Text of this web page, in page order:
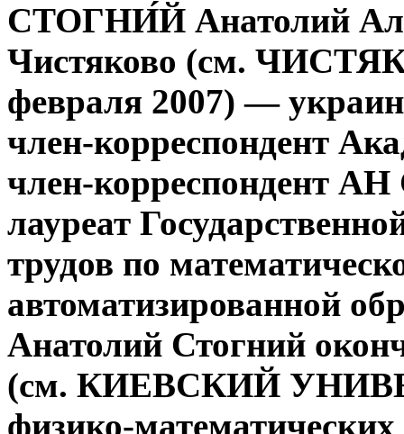
СТОГНИ́Й Анатолий
Чистяково (см.
февраля 2007) —
член-корреспондент
член-корреспондент
лауреат
трудов по
автоматизированной
Анатолий Стогний
(см. КИЕВСКИЙ
физико-